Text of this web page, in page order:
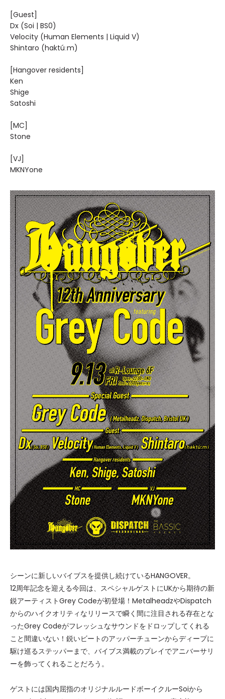
[Guest]
Dx (Soi | BS0)
Velocity (Human Elements | Liquid V)
Shintaro (haktúːm)
[Hangover residents]
Ken
Shige
Satoshi
[MC]
Stone
[VJ]
MKNYone
シーンに新しいバイブスを提供し続けているHANGOVER。
12周年記念を迎える今回は、スペシャルゲストにUKから期待の新
鋭アーティストGrey Codeが初登場！MetalheadzやDispatch
からのハイクオリティなリリースで瞬く間に注目される存在とな
ったGrey Codeがフレッシュなサウンドをドロップしてくれる
こと間違いない！鋭いビートのアッパーチューンからディープに
駆け巡るステッパーまで、バイブス満載のプレイでアニバーサリ
ーを飾ってくれることだろう。
ゲストには国内屈指のオリジナルルードボーイクルーSoiから